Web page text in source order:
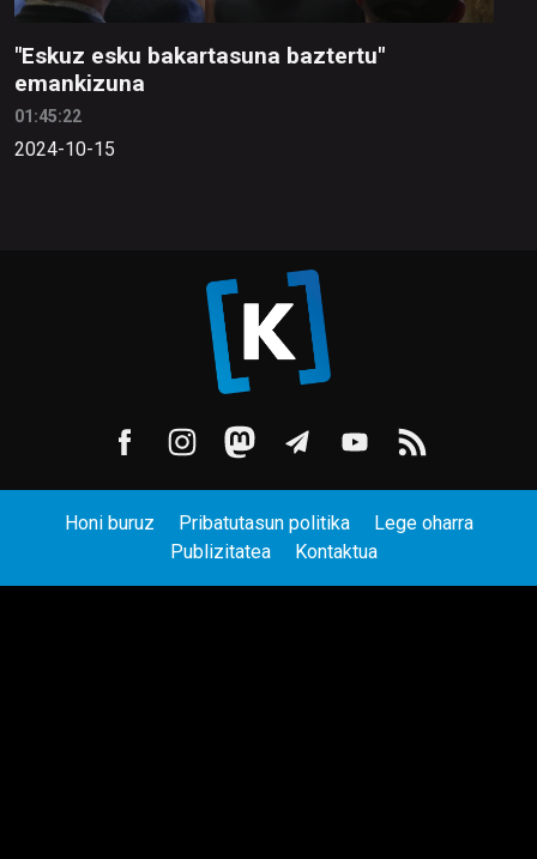
"Eskuz esku bakartasuna baztertu"
emankizuna
01:45:22
2024-10-15
Honi buruz Pribatutasun politika
Lege oharra
Publizitatea
Kontaktua